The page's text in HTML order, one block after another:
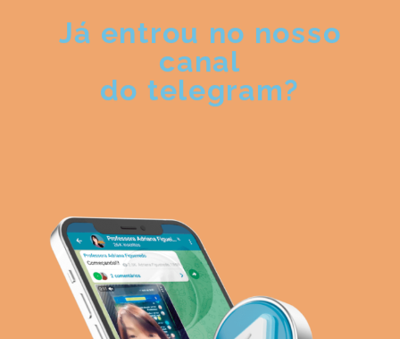
Já entrou no nosso
canal
do telegram?